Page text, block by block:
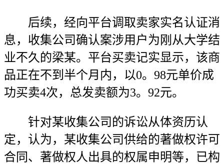
后续，经向平台调取卖家实名认证消
息，收集公司确认案涉用户为刚从大学结
业不久的梁某。平台买卖记实显示，该商
品正在不到半个月内，以0。98元单价成
功买卖4次，总发卖额为3。92元。
针对某收集公司的诉讼从体资历认
定，认为，某收集公司供给的著做权许可
合同、著做权人出具的权属申明等，已构